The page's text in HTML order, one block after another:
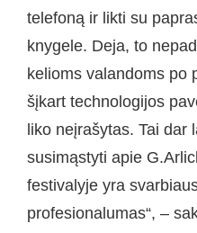
telefoną ir likti su
knygele. Deja, to
kelioms valandoms po
šįkart technologijos
liko neįrašytas. Tai dar
susimąstyti apie
festivalyje yra
profesionalumas“, –